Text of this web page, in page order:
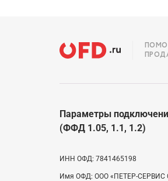
Параметры
(ФФД 1.05, 1.1, 1.2)
ИНН ОФД: 7841465198
Имя ОФД: ООО «ПЕТЕР-СЕРВИС